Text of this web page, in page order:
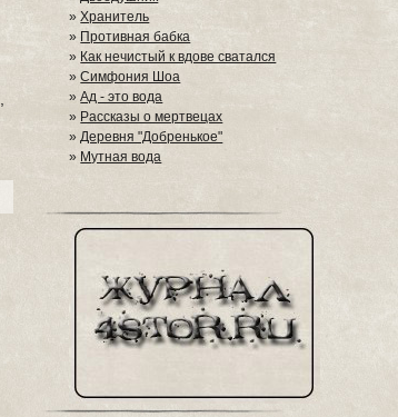
»Хранитель
» Противная бабка
» Как нечистый к вдове сватался
»Симфония Шоа
»Ад - это вода
» Рассказы о мертвецах
»Деревня "Добренькое"
» Мутная вода